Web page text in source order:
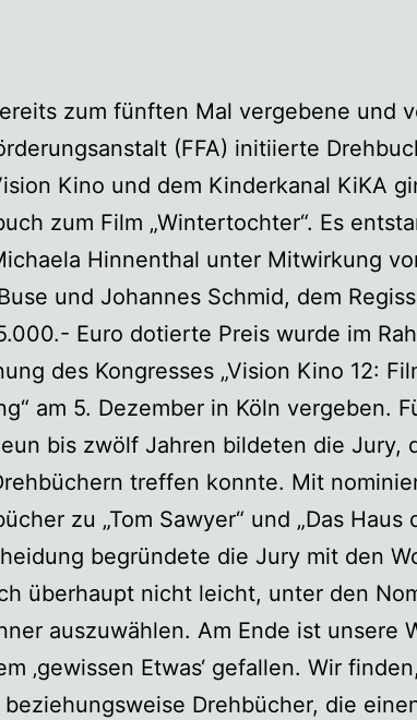
zum fünften Mal vergebene und
(FFA) initiierte
Kino und dem Kinderkanal KiKA
zum Film „Wintertochter“. Es
Hinnenthal unter Mitwirkung
und Johannes Schmid, dem
Euro dotierte Preis wurde im
des Kongresses „Vision Kino 12:
am 5. Dezember in Köln vergeben.
bis zwölf Jahren bildeten die Jury,
treffen konnte. Mit
zu „Tom Sawyer“ und „Das Haus
begründete die Jury mit den
überhaupt nicht leicht, unter den
auszuwählen. Am Ende ist unsere
‚gewissen Etwas‘ gefallen. Wir
beziehungsweise Drehbücher, die